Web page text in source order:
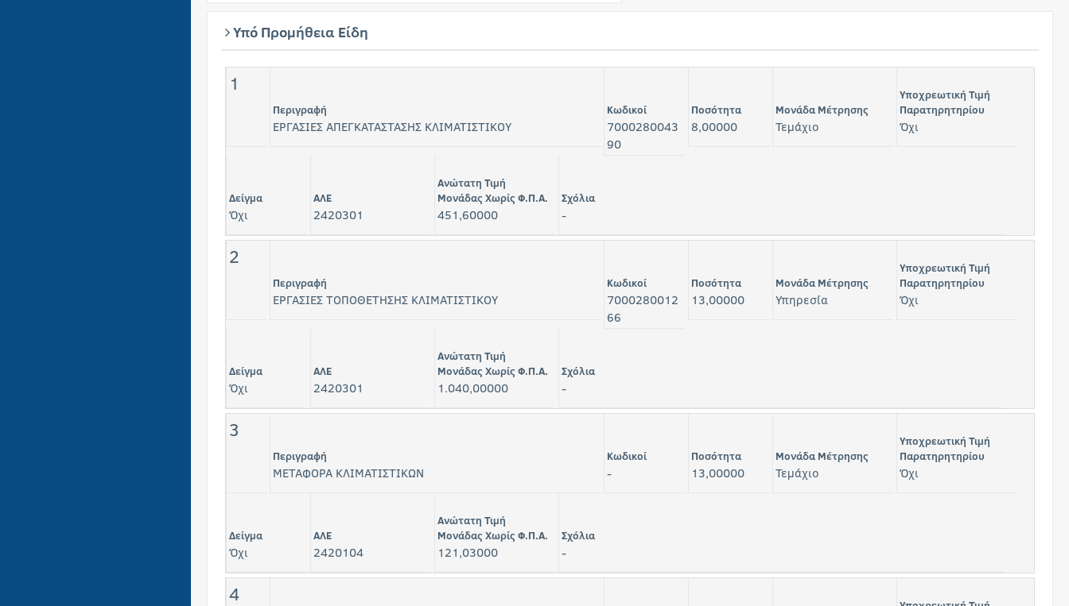
Υπό Προμήθεια Είδη
1
Περιγραφή
ΕΡΓΑΣΙΕΣ ΑΠΕΓΚΑΤΑΣΤΑΣΗΣ ΚΛΙΜΑΤΙΣΤΙΚΟΥ
Κωδικοί
7000280043
90
Ποσότητα
8,00000
Μονάδα Μέτρησης
Τεμάχιο
Υποχρεωτική Τιμή
Παρατηρητηρίου
Όχι
Δείγμα
Όχι
ΑΛΕ
2420301
Ανώτατη Τιμή
Μονάδας Χωρίς Φ.Π.Α.
451,60000
Σχόλια
-
2
Περιγραφή
ΕΡΓΑΣΙΕΣ ΤΟΠΟΘΕΤΗΣΗΣ ΚΛΙΜΑΤΙΣΤΙΚΟΥ
Κωδικοί
7000280012
66
Ποσότητα
13,00000
Μονάδα Μέτρησης
Υπηρεσία
Υποχρεωτική Τιμή
Παρατηρητηρίου
Όχι
Δείγμα
Όχι
ΑΛΕ
2420301
Ανώτατη Τιμή
Μονάδας Χωρίς Φ.Π.Α.
1.040,00000
Σχόλια
-
3
Περιγραφή
ΜΕΤΑΦΟΡΑ ΚΛΙΜΑΤΙΣΤΙΚΩΝ
Κωδικοί
-
Ποσότητα
13,00000
Μονάδα Μέτρησης
Τεμάχιο
Υποχρεωτική Τιμή
Παρατηρητηρίου
Όχι
Δείγμα
Όχι
ΑΛΕ
2420104
Ανώτατη Τιμή
Μονάδας Χωρίς Φ.Π.Α.
121,03000
Σχόλια
-
4